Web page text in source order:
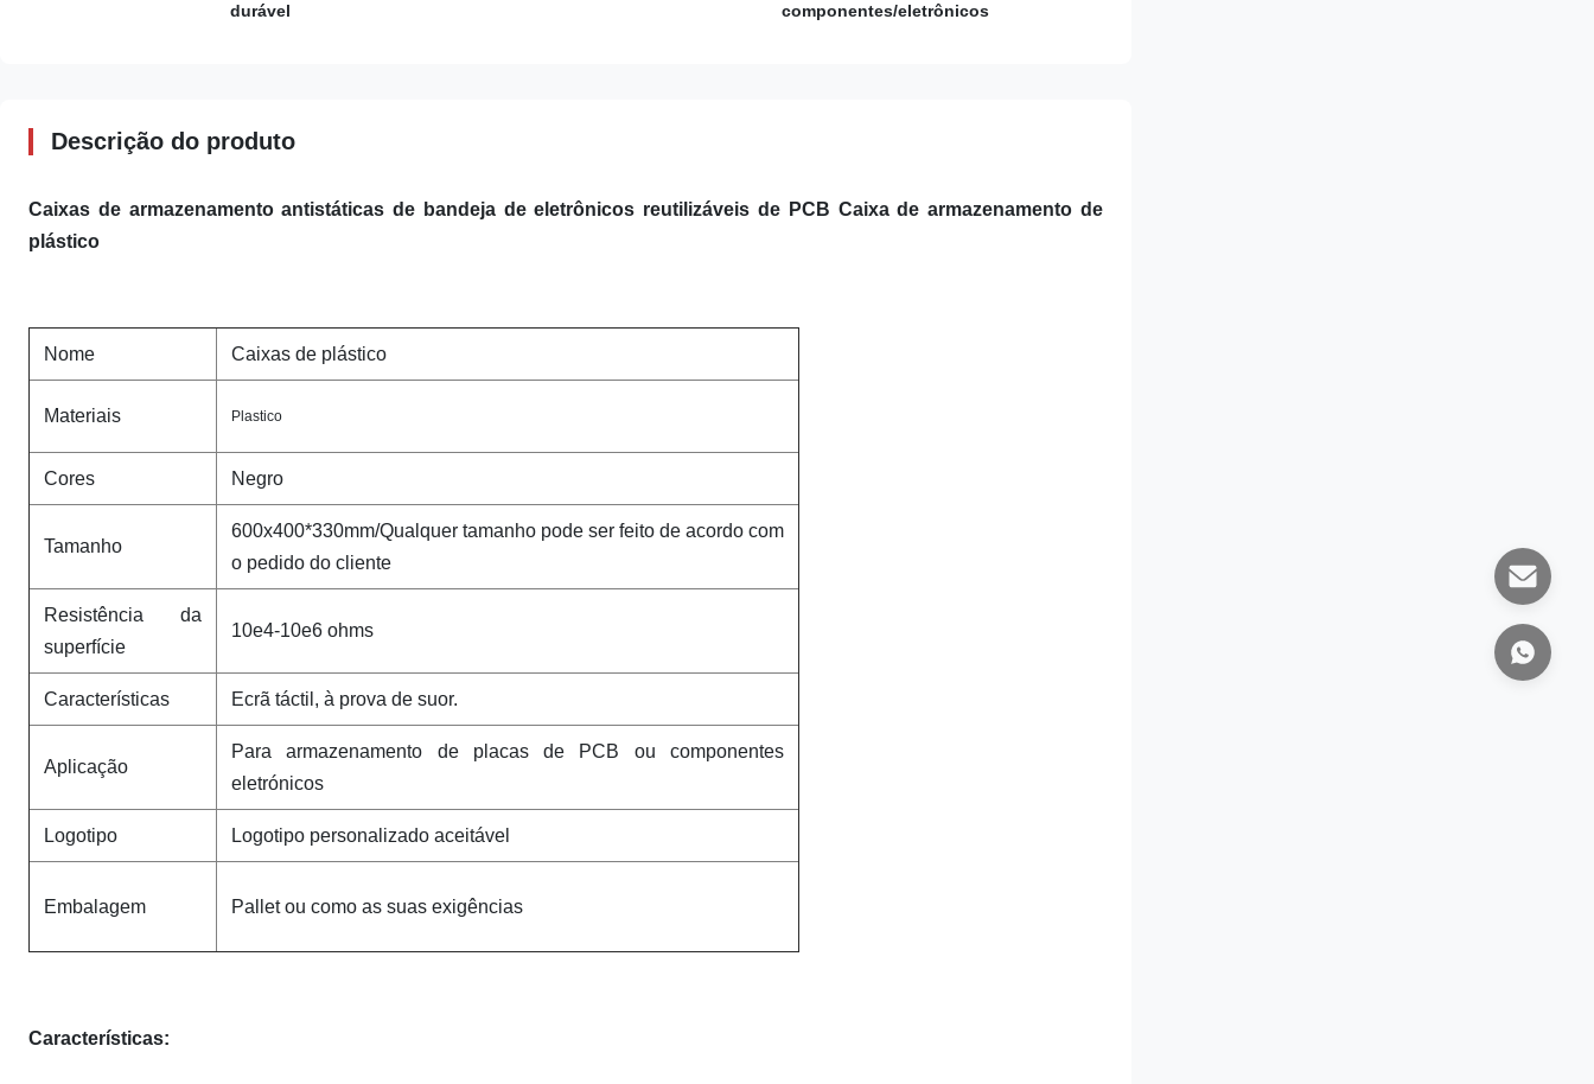
durável
componentes/eletrônicos
Descrição do produto
Caixas de armazenamento antistáticas de bandeja de eletrônicos reutilizáveis de PCB Caixa de armazenamento de
plástico
Nome Caixas de plástico
Materiais Plastico
Cores Negro
Tamanho
600x400*330mm/Qualquer tamanho pode ser feito de acordo com
o pedido do cliente
Resistência da
superfície
10e4-10e6 ohms
Características Ecrã táctil, à prova de suor.
Aplicação
Para armazenamento de placas de PCB ou componentes
eletrónicos
Logotipo Logotipo personalizado aceitável
Embalagem Pallet ou como as suas exigências
Características: